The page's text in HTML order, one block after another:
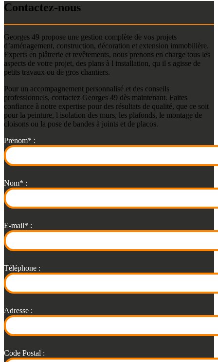
Contactez-nous
Georges 49 propose une gestion complète de vos projets
d’aménagement, construction, décoration et extension immobilière.
Experts en plâtrerie et revêtements, nous prenons en charge tous les
aspects de votre projet, des plans à l installation, qu il s agisse de
petits travaux ou de gros chantiers.
Pour un accompagnement personnalisé et des conseils
professionnels, contactez Georges 49 dès maintenant. Faites
confiance à notre expertise pour des résultats de qualité, que ce soit
pour la peinture, l isolation des murs, les plafonds, le montage de
cloisons ou la pose de bandes à joints et de placos.
Prenom* :
Nom* :
E-mail* :
Téléphone :
Adresse :
Code Postal :